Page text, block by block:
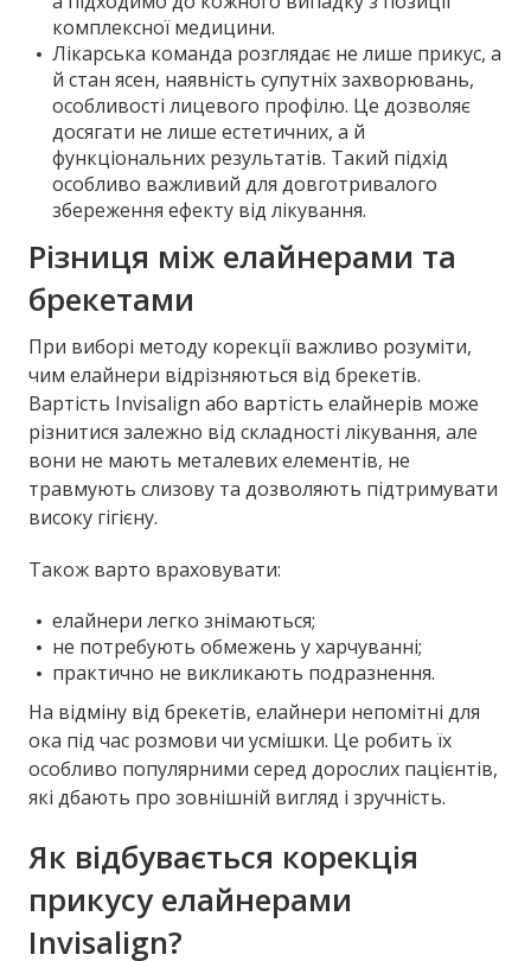
комплексної медицини.
Лікарська команда розглядає не лише прикус, а
й стан ясен, наявність супутніх захворювань,
особливості лицевого профілю. Це дозволяє
досягати не лише естетичних, а й
функціональних результатів. Такий підхід
особливо важливий для довготривалого
збереження ефекту від лікування.
Різниця між елайнерами та
брекетами
При виборі методу корекції важливо розуміти,
чим елайнери відрізняються від брекетів.
Вартість Invisalign або вартість елайнерів може
різнитися залежно від складності лікування, але
вони не мають металевих елементів, не
травмують слизову та дозволяють підтримувати
високу гігієну.
Також варто враховувати:
елайнери легко знімаються;
не потребують обмежень у харчуванні;
практично не викликають подразнення.
На відміну від брекетів, елайнери непомітні для
ока під час розмови чи усмішки. Це робить їх
особливо популярними серед дорослих пацієнтів,
які дбають про зовнішній вигляд і зручність.
Як відбувається корекція
прикусу елайнерами
Invisalign?